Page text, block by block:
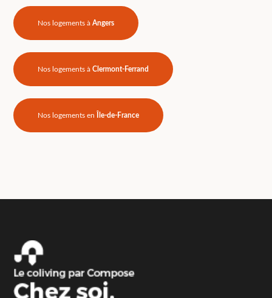
Nos logements àAngers
Nos logements àClermont-Ferrand
Nos logements en Île-de-France